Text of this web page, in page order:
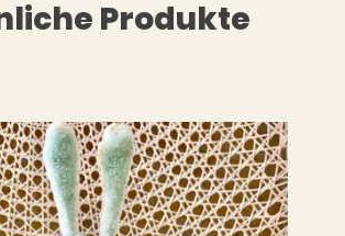
Produkte